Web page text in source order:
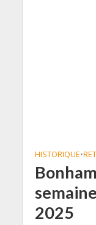
HISTORIQUE•
2025